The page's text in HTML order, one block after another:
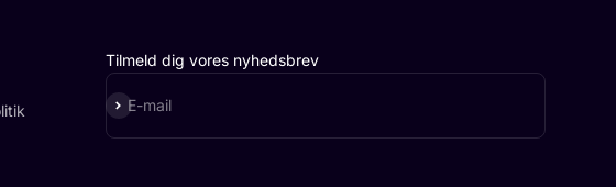
Tilmeld dig vores nyhedsbrev
E-mail
Abonnér